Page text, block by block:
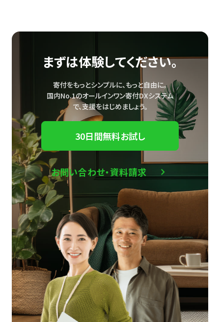
まずは体験してください。
寄付をもっとシンプルに、もっと自由に。
国内No.1のオールインワン寄付DXシステム
で、支援をはじめましょう。
30日間無料お試し
お問い合わせ・資料請求